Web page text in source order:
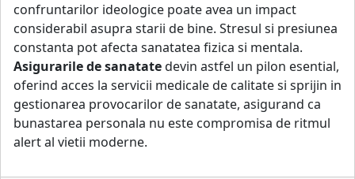
confruntarilor ideologice poate avea un impact
considerabil asupra starii de bine. Stresul si presiunea
constanta pot afecta sanatatea fizica si mentala.
Asigurarile de sanatatedevin astfel un pilon esential,
oferind acces la servicii medicale de calitate si sprijin in
gestionarea provocarilor de sanatate, asigurand ca
bunastarea personala nu este compromisa de ritmul
alert al vietii moderne.